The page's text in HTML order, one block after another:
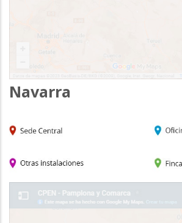
Navarra